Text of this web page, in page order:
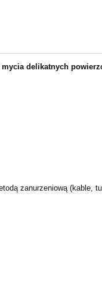
delikatnych
zanurzeniową (kable,